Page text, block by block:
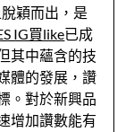
穎而出，是
IG買like已成
其中蘊含的技
體的發展，讚
。對於新興品
增加讚數能有